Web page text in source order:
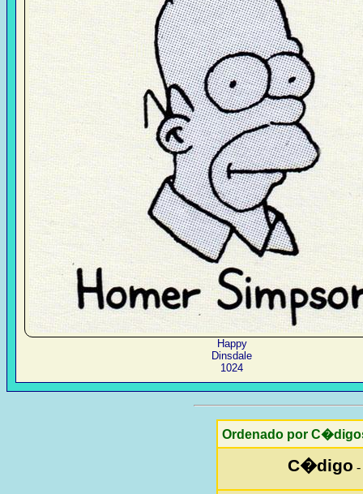
Happy
Dinsdale
1024
Ordenado por
C�digo -